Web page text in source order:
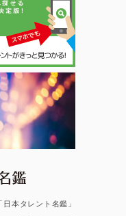
本タレント名鑑」